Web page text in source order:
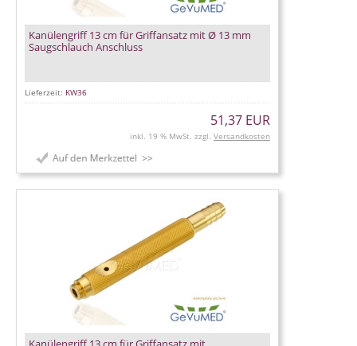
Kanülengriff 13 cm für Griffansatz mit Ø 13 mm
Saugschlauch Anschluss
Lieferzeit: KW36
51,37 EUR
inkl. 19 % MwSt. zzgl. Versandkosten